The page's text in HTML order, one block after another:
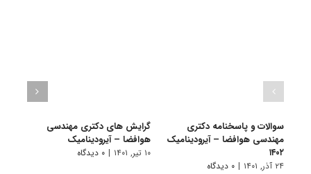
سوالات و پاسخنامه دکتری
مهندسی هوافضا – آیرودینامیک
۱۴۰۲
۲۴ آذر, ۱۴۰۱ | ۰ دیدگاه
گرایش های دکتری ﻣﻬﻨﺪسی
هوافضا – آیرودینامیک
۱۰ تیر, ۱۴۰۱ | ۰ دیدگاه